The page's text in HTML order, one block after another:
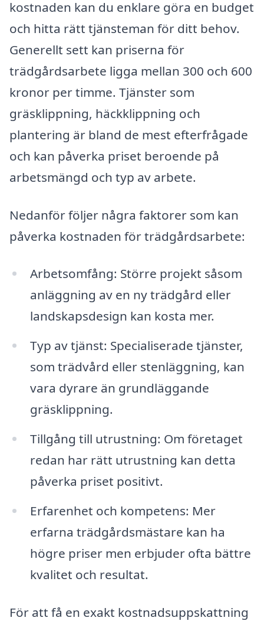
kostnaden kan du enklare göra en budget
och hitta rätt tjänsteman för ditt behov.
Generellt sett kan priserna för
trädgårdsarbete ligga mellan 300 och 600
kronor per timme. Tjänster som
gräsklippning, häckklippning och
plantering är bland de mest efterfrågade
och kan påverka priset beroende på
arbetsmängd och typ av arbete.
Nedanför följer några faktorer som kan
påverka kostnaden för trädgårdsarbete:
Arbetsomfång: Större projekt såsom
anläggning av en ny trädgård eller
landskapsdesign kan kosta mer.
Typ av tjänst: Specialiserade tjänster,
som trädvård eller stenläggning, kan
vara dyrare än grundläggande
gräsklippning.
Tillgång till utrustning: Om företaget
redan har rätt utrustning kan detta
påverka priset positivt.
Erfarenhet och kompetens: Mer
erfarna trädgårdsmästare kan ha
högre priser men erbjuder ofta bättre
kvalitet och resultat.
För att få en exakt kostnadsuppskattning